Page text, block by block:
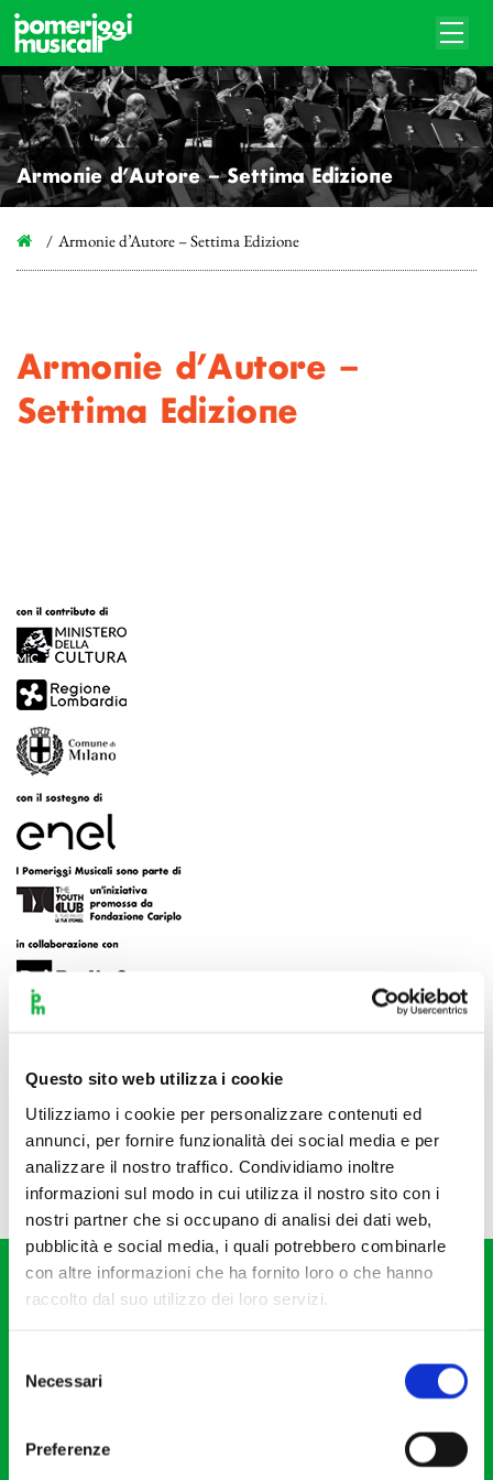
Questo sito web utilizza i cookie
Utilizziamo i cookie per personalizzare contenuti ed
annunci, per fornire funzionalità dei social media e per
analizzare il nostro traffico. Condividiamo inoltre
informazioni sul modo in cui utilizza il nostro sito con i
nostri partner che si occupano di analisi dei dati web,
pubblicità e social media, i quali potrebbero combinarle
con altre informazioni che ha fornito loro o che hanno
raccolto dal suo utilizzo dei loro servizi.
delNecessari
Preferenze
Armonie d’Autore – Settima Edizione
Armonie d’Autore – Settima Edizione
Armonie d’Autore –
Settima Edizione
20121 Milano